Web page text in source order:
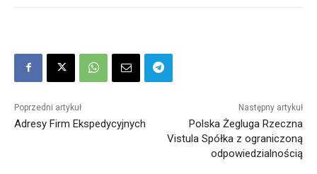
Poprzedni artykuł
Adresy Firm Ekspedycyjnych
Następny artykuł
Polska Żegluga Rzeczna
Vistula Spółka z ograniczoną
odpowiedzialnością